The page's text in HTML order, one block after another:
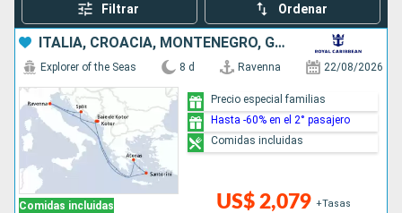
Filtrar Ordenar
ITALIA, CROACIA, MONTENEGRO, GRECIA
Comidas incluidas
Explorer of the Seas 8 d Ravenna 22/08/2026
US$ 2,079 +Tasas
Precio especial familias
Hasta -60% en el 2° pasajero
Comidas incluidas